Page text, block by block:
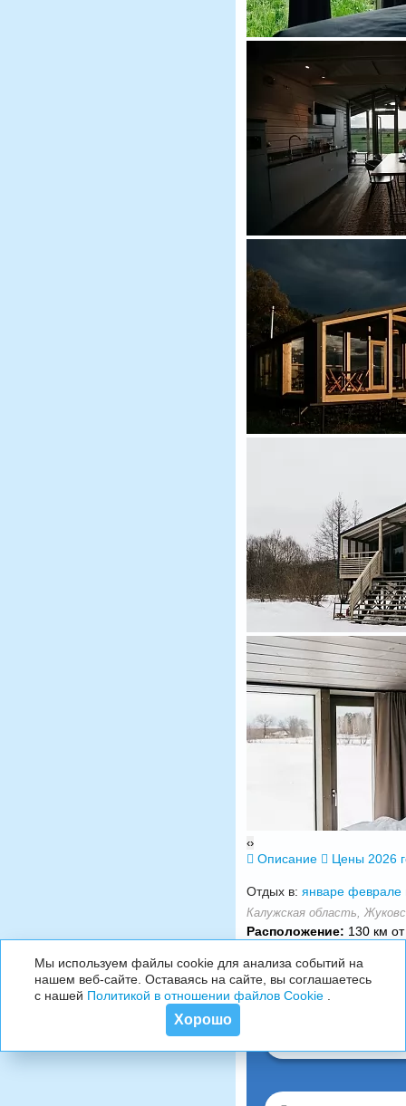
‹›
Описание Цены 2026
Отдых в: январе феврале
Калужская область,
Расположение: 130 км
Мы используем файлы cookie для анализа событий на
нашем веб-сайте. Оставаясь на сайте, вы соглашаетесь
с нашей Политикой в отношении файлов Cookie.
Хорошо